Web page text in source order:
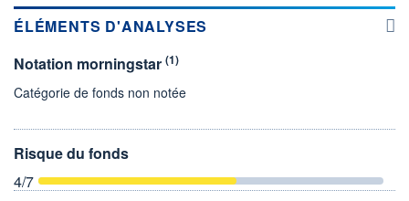
ÉLÉMENTS D'ANALYSES
Notation morningstar (1)
Catégorie de fonds non notée
Risque du fonds
4/7